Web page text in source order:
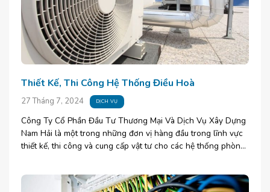
DỊCH VỤ
Thiết Kế, Thi Công Hệ Thống Điều Hoà
27 Tháng 7, 2024
Công Ty Cổ Phần Đầu Tư Thương Mại Và Dịch Vụ Xây Dựng
Nam Hải là một trong những đơn vị hàng đầu trong lĩnh vực
thiết kế, thi công và cung cấp vật tư cho các hệ thống phòng